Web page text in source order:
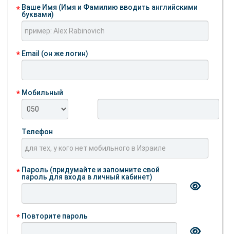
Ваше Имя (Имя и Фамилию вводить английскими
буквами)
Email (он же логин)
Мобильный
Телефон
Пароль (придумайте и запомните свой
пароль для входа в личный кабинет)
Повторите пароль